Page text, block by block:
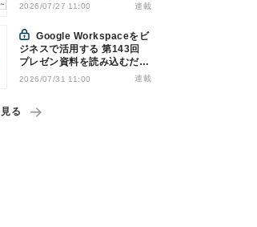
2026/07/27 11:00 連載
Google Workspaceをビ
ジネスで活用する 第143回
プレゼン資料を読み込むだけ
でナレーション付き動画を作
2026/07/31 11:00 連載
る